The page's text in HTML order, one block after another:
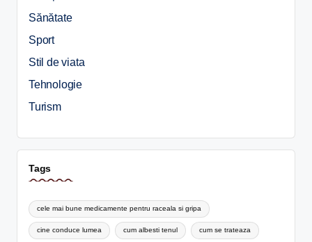
Sănătate
Sport
Stil de viata
Tehnologie
Turism
Tags
cele mai bune medicamente pentru raceala si gripa
cine conduce lumea cum albesti tenul cum se trateaza